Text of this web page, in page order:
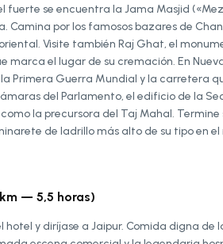
fuerte se encuentra la Jama Masjid
Camina por los famosos bazares de
Visite también Raj Ghat, el
el lugar de su cremación. En
Primera Guerra Mundial y la carretera
del Parlamento, el edificio de la
la precursora del Taj Mahal.
de ladrillo más alto de su tipo en el
— 5,5 horas)
hotel y diríjase a Jaipur. Comida digna de